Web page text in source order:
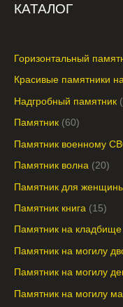
КАТАЛОГ
Горизонтальный
Красивые памятники
Надгробный памятник
Памятник 60
Памятник военному
Памятник волна 20
Памятник для
Памятник книга 15
Памятник на кладбище
Памятник на могилу
Памятник на могилу
Памятник на могилу